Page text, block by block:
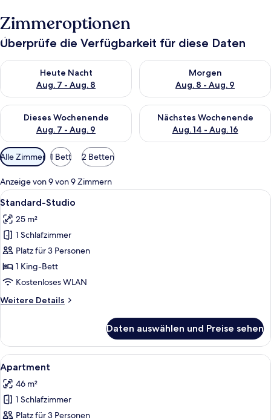
Zimmeroptionen
Überprüfe die Verfügbarkeit für diese Daten
Heute Nacht
Aug. 7 - Aug. 8
Überprüfe die Verfügbarkeit für heute Nacht, Aug. 7 - Aug. 8.
Morgen
Aug. 8 - Aug. 9
Überprüfe die Verfügbarkeit
Dieses Wochenende
Aug. 7 - Aug. 9
Überprüfe die Verfügbarkeit für dieses Wochenende, Aug. 7
Nächstes Wochenende
Aug. 14 - Aug. 16
Überprüfe die Verfügbarkeit
Verfügbare
Filter
für
Zimmer
Alle Zimmer 1 Bett 2 Betten
Anzeige von 9 von 9 Zimmern
Alle
Fotos
für
Standard-
Studio
anzeigen
Ein modernes Hotelzimmer mit
8
Standard-Studio
25 m²
1 Schlafzimmer
Platz für 3 Personen
1 King-Bett
Kostenloses WLAN
Weitere Details
Weitere
Studio
Daten auswählen und Preise sehen
Alle
Fotos
für
Apartment
anzeigen
Ein modernes Hotelzimmer mit
9
Apartment
46 m²
1 Schlafzimmer
Platz für 3 Personen